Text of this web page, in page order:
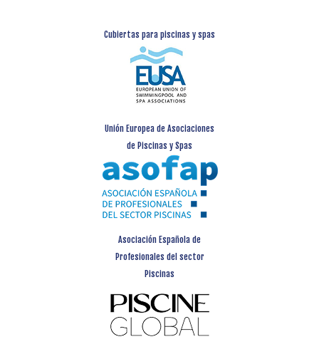
Cubiertas para piscinas y spas
Unión Europea de Asociaciones
de Piscinas y Spas
Asociación Española de
Profesionales del sector
Piscinas